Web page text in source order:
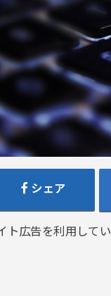
シェア
広告を利用してい